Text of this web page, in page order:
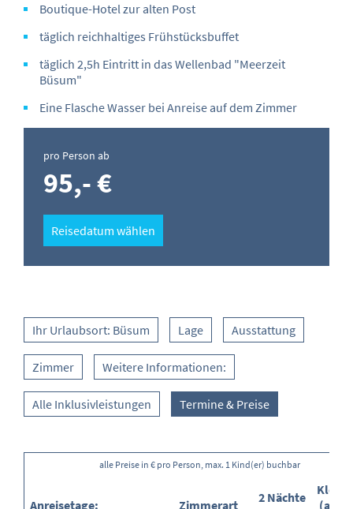
Boutique-Hotel zur alten Post
täglich reichhaltiges Frühstücksbuffet
täglich 2,5h Eintritt in das Wellenbad "Meerzeit
Büsum"
Eine Flasche Wasser bei Anreise auf dem Zimmer
pro Person ab
95,- €
Reisedatum wählen
Ihr Urlaubsort: Büsum Lage Ausstattung
Zimmer Weitere Informationen:
Alle Inklusivleistungen Termine & Preise
alle Preise in € pro Person, max. 1 Kind(er) buchbar
Anreisetage: Zimmerart
2 Nächte
(ab/